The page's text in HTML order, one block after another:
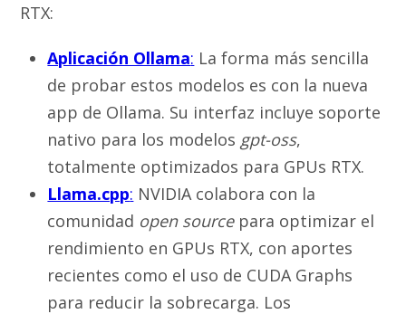
RTX:
Aplicación Ollama: La forma más sencilla
de probar estos modelos es con la nueva
app de Ollama. Su interfaz incluye soporte
nativo para los modelos gpt-oss,
totalmente optimizados para GPUs RTX.
Llama.cpp: NVIDIA colabora con la
comunidad open sourcepara optimizar el
rendimiento en GPUs RTX, con aportes
recientes como el uso de CUDA Graphs
para reducir la sobrecarga. Los